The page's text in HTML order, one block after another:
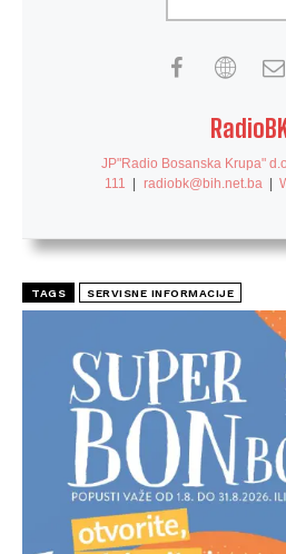
JP"Radio Bosanska Krupa"
111
| radiobk@bih.net.ba |
TAGS SERVISNE INFORMACIJE